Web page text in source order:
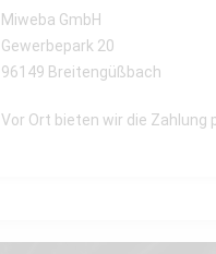
Miweba GmbH
Gewerbepark 20
96149 Breitengüßbach
Vor Ort bieten wir die Zahlung